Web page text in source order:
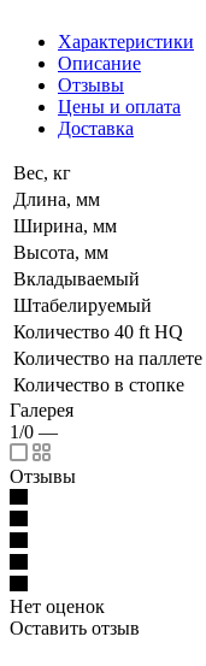
Характеристики
Описание
Отзывы
Цены и оплата
Доставка
Вес, кг
Длина, мм
Ширина, мм
Высота, мм
Вкладываемый
Штабелируемый
Количество 40 ft HQ
Количество на паллете
Количество в стопке
Галерея
1/0 —
Отзывы
Нет оценок
Оставить отзыв